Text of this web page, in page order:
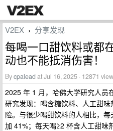
V2EX › 分享发现
每喝一口甜饮料或都
动也不能抵消伤害！
Bycpalead at Jul 16, 2025 · 12871
2025 年 1 月，哈佛大学研究人员
研究发现：喝含糖饮料、人工甜
险。与很少喝甜饮料的人相比，
加 41%；每天喝≥2 杯含人工甜味